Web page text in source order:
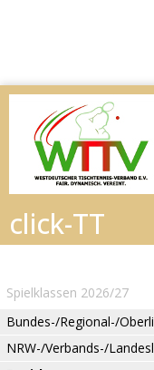
Spielklassen 2026/27
Bundes-/Regional-/
NRW-/Verbands-/